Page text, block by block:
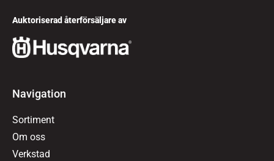
Auktoriserad återförsäljare av
Navigation
Sortiment
Om oss
Verkstad